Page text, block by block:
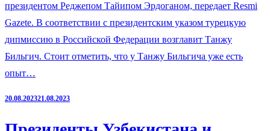
президентом Реджепом Тайипом Эрдоганом, передает Resmi
Gazete. В соответствии с президентским указом турецкую
дипмиссию в Российской Федерации возглавит Танжу
Бильгич. Стоит отметить, что у Танжу Бильгича уже есть
опыт…
20.08.202321.08.2023